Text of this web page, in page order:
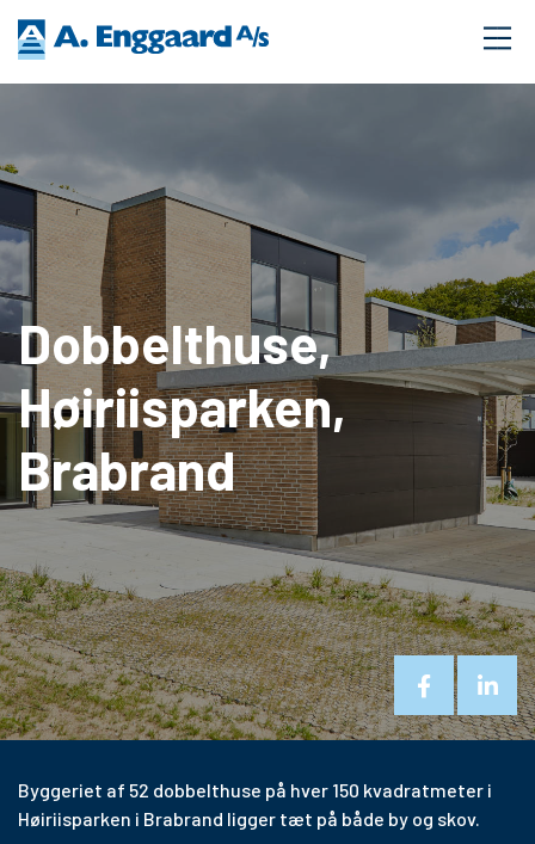
Dobbelthuse,
Høiriisparken,
Brabrand
Byggeriet af 52 dobbelthuse på hver 150 kvadratmeter i
Høiriisparken i Brabrand ligger tæt på både by og skov.